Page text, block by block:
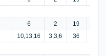
6 2 19
10,13,16 3,3,6 36